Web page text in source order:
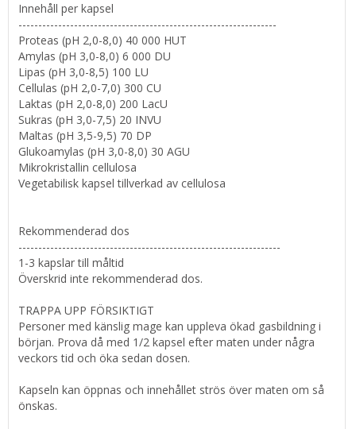
Innehåll per kapsel
-----------------------------------------------------------------
Proteas (pH 2,0-8,0) 40 000 HUT
Amylas (pH 3,0-8,0) 6 000 DU
Lipas (pH 3,0-8,5) 100 LU
Cellulas (pH 2,0-7,0) 300 CU
Laktas (pH 2,0-8,0) 200 LacU
Sukras (pH 3,0-7,5) 20 INVU
Maltas (pH 3,5-9,5) 70 DP
Glukoamylas (pH 3,0-8,0) 30 AGU
Mikrokristallin cellulosa
Vegetabilisk kapsel tillverkad av cellulosa
Rekommenderad dos
------------------------------------------------------------------
1-3 kapslar till måltid
Överskrid inte rekommenderad dos.
TRAPPA UPP FÖRSIKTIGT
Personer med känslig mage kan uppleva ökad gasbildning i
början. Prova då med 1/2 kapsel efter maten under några
veckors tid och öka sedan dosen.
Kapseln kan öppnas och innehållet strös över maten om så
önskas.